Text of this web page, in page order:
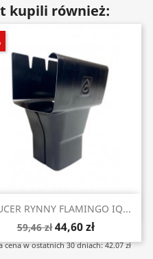
kupili również:
RYNNY FLAMINGO IQ...
59,46 zł 44,60 zł
cena w ostatnich 30 dniach: 42.07 zł
 Szybki podgląd